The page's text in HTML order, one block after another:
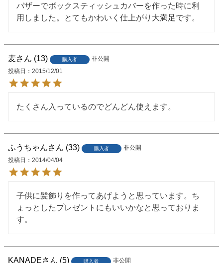
バザーでボックスティッシュカバーを作った時に利
用しました。とてもかわいく仕上がり大満足です。
麦 13 購入者
非公開
投稿日
2015/12/01
たくさん入っているのでどんどん使えます。
ふうちゃん 33 購入者
非公開
投稿日
2014/04/04
子供に髪飾りを作ってあげようと思っています。ち
ょっとしたプレゼントにもいいかなと思っておりま
す。
KANADE 5 購入者 非公開